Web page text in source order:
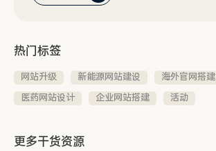
热门标签
网站升级 新能源网站建设
海外官网搭建
医药网站设计
企业网站搭建 活动
更多干货资源